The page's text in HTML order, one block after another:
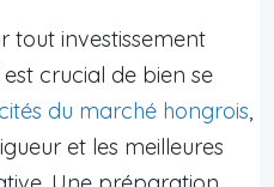
tout investissement
crucial de bien se
du marché hongrois,
et les meilleures